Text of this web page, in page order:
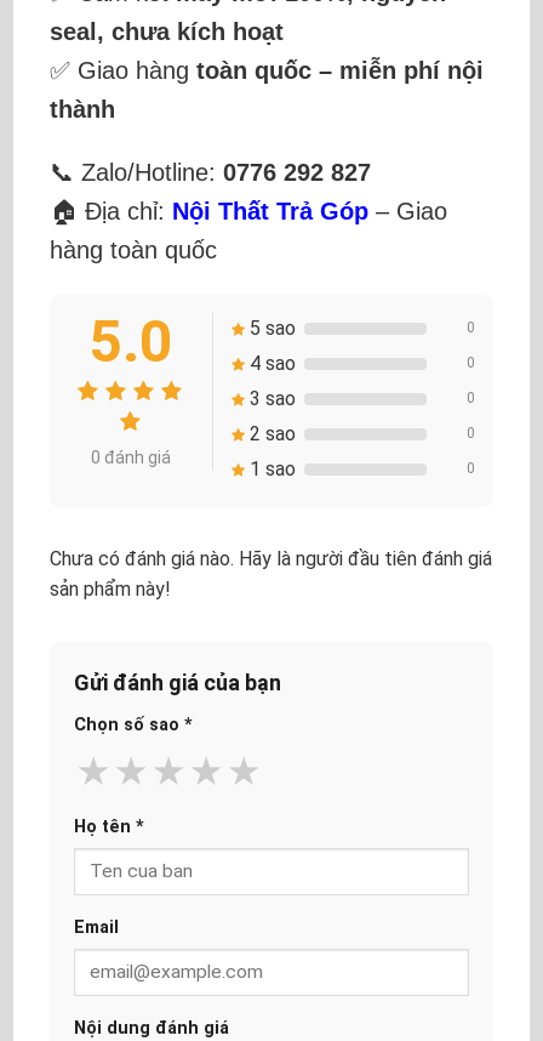
seal, chưa kích hoạt
✅ Giao hàng toàn quốc – miễn phí nội
thành
📞 Zalo/Hotline: 0776 292 827
🏠 Địa chỉ: Nội Thất Trả Góp – Giao
hàng toàn quốc
5.0
0 đánh giá
5 sao 0
4 sao 0
3 sao 0
2 sao 0
1 sao 0
Chưa có đánh giá nào. Hãy là người đầu tiên đánh giá
sản phẩm này!
Gửi đánh giá của bạn
Chọn số sao *
★
★
★
★
★
Họ tên *
Email
Nội dung đánh giá